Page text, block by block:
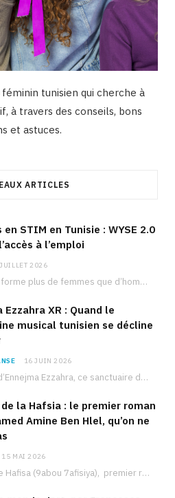
tunisien qui cherche à
à travers des conseils, bons
et astuces.
ARTICLES
en STIM en Tunisie : WYSE 2.0
à l’emploi
2026
La Tunisie forme plus de femmes que d’hommes dans les filières scientifiques. Pourtant, pour beaucoup…
Ezzahra XR : Quand le
musical tunisien se décline
16 JUIN 2026
Le palais d’Ennejma Ezzahra, ce sanctuaire de la musique tunisienne et méditerranéenne construit par le…
de la Hafsia : le premier roman
Amine Ben Hlel, qu’on ne
15 MAI 2026
Le cave de Hafisa (9abou 7afisiya), premier roman du journaliste tunisien Mohamed Amine Ben Hlel,…